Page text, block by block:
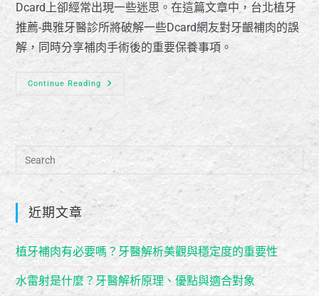
Dcard上卻經常出現一些迷思。在這篇文章中，台北植牙
推薦-典雅牙醫診所將破解一些Dcard網友對牙齦補肉的誤
解，同時分享補肉手術後的重要保養事項。
Continue Reading
近期文章
植牙補肉有必要嗎？牙醫解析美觀與穩定度的重要性
水雷射是什麼？牙醫解析原理、優點與適合對象